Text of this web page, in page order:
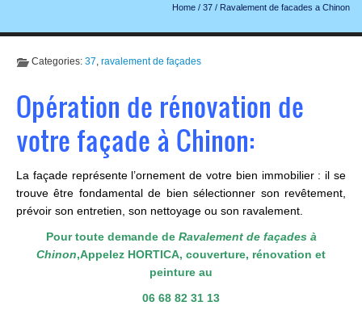
Home / 37 / Ravalement de facades a Chinon
Categories: 37 ravalement de façades
Opération de rénovation de
votre façade à Chinon:
La façade représente l’ornement de votre bien immobilier : il se
trouve être fondamental de bien sélectionner son revêtement,
prévoir son entretien, son nettoyage ou son ravalement.
Pour toute demande de Ravalement de façades à
Chinon,Appelez HORTICA, couverture, rénovation et
peinture au
06 68 82 31 13